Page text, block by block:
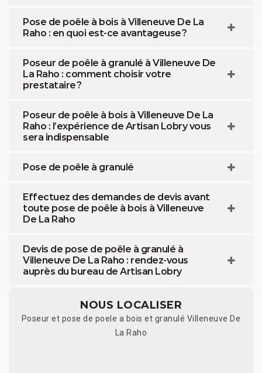
Pose de poêle à bois à Villeneuve De La
Raho : en quoi est-ce avantageuse ?
Poseur de poêle à granulé à Villeneuve De
La Raho : comment choisir votre
prestataire ?
Poseur de poêle à bois à Villeneuve De La
Raho : l’expérience de Artisan Lobry vous
sera indispensable
Pose de poêle à granulé
Effectuez des demandes de devis avant
toute pose de poêle à bois à Villeneuve
De La Raho
Devis de pose de poêle à granulé à
Villeneuve De La Raho : rendez-vous
auprès du bureau de Artisan Lobry
NOUS LOCALISER
Poseur et pose de poele a bois et granulé Villeneuve De
La Raho